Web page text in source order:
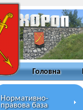
Головна
Нормативно-
правова база